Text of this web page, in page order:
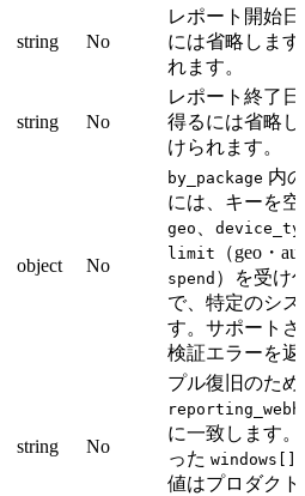
string No
レポート開始
には省略しま
れます。
string No
レポート終了
得るには省略
けられます。
object No
by_package 内
には、キーを
geo
limit
（geo・
spend ）を受け
で、特定のシ
す。サポート
検証エラーを
string No
プル復旧のた
に一致します
った windows[]
値はプロダク